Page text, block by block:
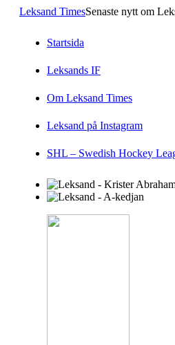
Leksand TimesSenaste nytt om
Startsida
Leksands IF
Om Leksand Times
Leksand på Instagram
SHL – Swedish Hockey